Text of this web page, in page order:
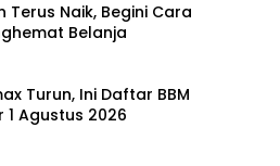
Terus Naik, Begini Cara
Belanja
Turun, Ini Daftar BBM
Agustus 2026